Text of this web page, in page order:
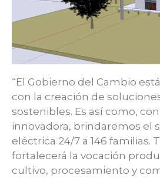
“El Gobierno del Cambio
con la creación de
sostenibles. Es así como,
innovadora, brindaremos el
eléctrica 24/7 a 146 familias.
fortalecerá la vocación
cultivo, procesamiento y